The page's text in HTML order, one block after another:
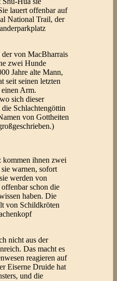
lauert offenbar auf
National Trail, der
von MacBharrais
zwei Hunde
Jahre alte Mann,
seit seinen letzten
Arm.
sich dieser
Schlachtengöttin
von Gottheiten
kommen ihnen zwei
warnen, sofort
werden von
schon die
haben. Die
von Schildkröten
nicht aus der
Das macht es
reagieren auf
Eiserne Druide hat
und die